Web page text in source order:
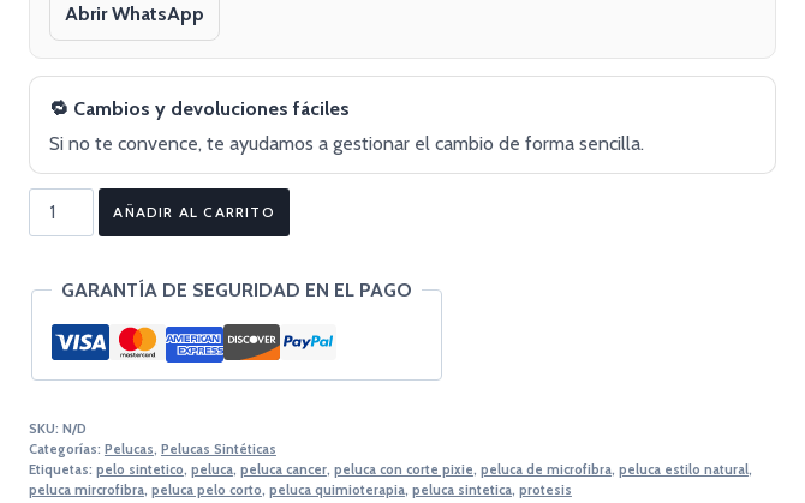
Abrir WhatsApp
🔁 Cambios y devoluciones fáciles
Si no te convence, te ayudamos a gestionar el cambio de forma sencilla.
AÑADIR AL CARRITO
GARANTÍA DE SEGURIDAD EN EL PAGO
SKU: N/D
Categorías: Pelucas, Pelucas Sintéticas
Etiquetas: pelo sintetico, peluca, peluca cancer, peluca con corte pixie, peluca de microfibra, peluca estilo natural,
peluca mircrofibra, peluca pelo corto, peluca quimioterapia, peluca sintetica, protesis